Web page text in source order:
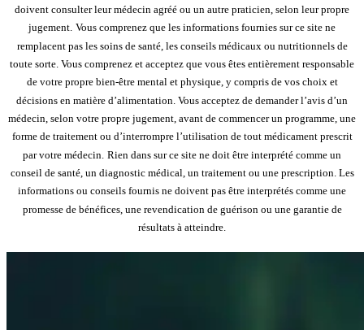
doivent consulter leur médecin agréé ou un autre praticien, selon leur propre
jugement. Vous comprenez que les informations fournies sur ce site ne
remplacent pas les soins de santé, les conseils médicaux ou nutritionnels de
toute sorte. Vous comprenez et acceptez que vous êtes entièrement responsable
de votre propre bien-être mental et physique, y compris de vos choix et
décisions en matière d’alimentation. Vous acceptez de demander l’avis d’un
médecin, selon votre propre jugement, avant de commencer un programme, une
forme de traitement ou d’interrompre l’utilisation de tout médicament prescrit
par votre médecin. Rien dans sur ce site ne doit être interprété comme un
conseil de santé, un diagnostic médical, un traitement ou une prescription. Les
informations ou conseils fournis ne doivent pas être interprétés comme une
promesse de bénéfices, une revendication de guérison ou une garantie de
résultats à atteindre.